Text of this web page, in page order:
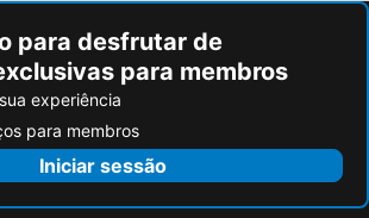
para desfrutar de
para membros
experiência
para membros
Iniciar sessão